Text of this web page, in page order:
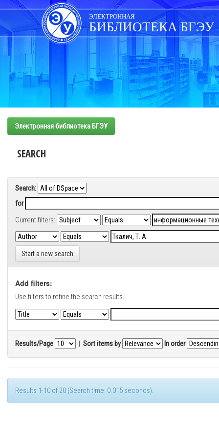
Skip
navigation
ЭЛЕКТРОННАЯ
БИБЛИОТЕКА БГЭУ
Электронная библиотека БГЭУ
SEARCH
Search:
for
Current filters:
Start a new search
Add filters:
Use filters to refine the search results.
Results/Page | Sort items by In order
Results 1-10 of 20 (Search time: 0.015 seconds).